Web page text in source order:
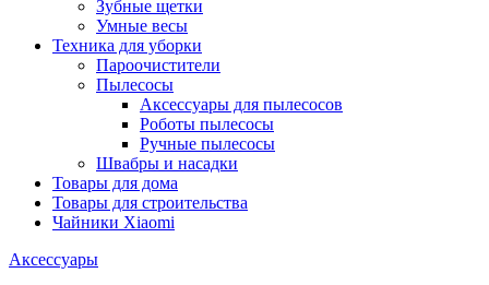
Зубные щетки
Умные весы
Техника для уборки
Пароочистители
Пылесосы
Аксессуары для пылесосов
Роботы пылесосы
Ручные пылесосы
Швабры и насадки
Товары для дома
Товары для строительства
Чайники Xiaomi
Аксессуары